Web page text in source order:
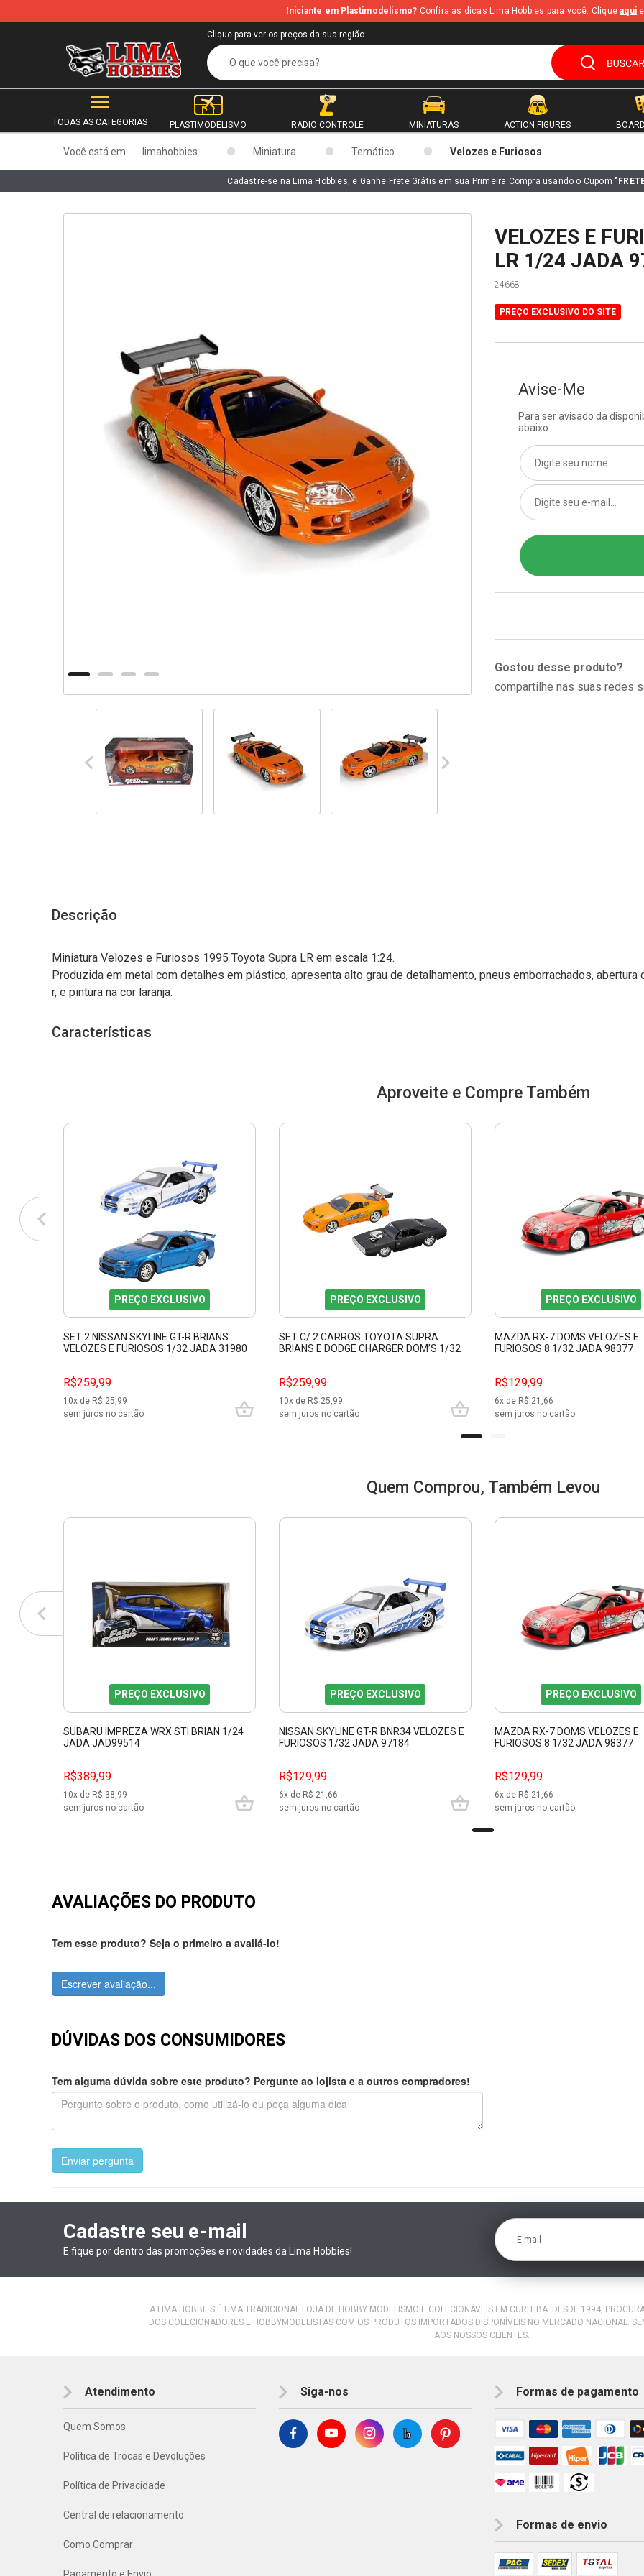
b
Iniciante em Plastimodelismo? Confira as dicas Lima Hobbies para você. Cliqueaqui
Clique para ver os preços da sua região
TODAS AS CATEGORIAS PLASTIMODELISMO RADIO CONTROLE MINIATURAS ACTION FIGURES
Você está em: limahobbies Miniatura Temático Velozes e Furiosos
Cadastre-se na Lima Hobbies, e Ganhe Frete Grátis em sua Primeira Compra usando o Cupom
VELOZES E
LR 1/24 JADA
24668
PREÇO EXCLUSIVO DO SITE
Avise-Me
Para ser avisado da
abaixo.
Gostou desse produto?
compartilhe nas suas redes
Descrição
Miniatura Velozes e Furiosos 1995 Toyota Supra LR em escala 1:24.
Produzida em metal com detalhes em plástico, apresenta alto grau de detalhamento, pneus emborrachados,
r, e pintura na cor laranja.
Características
Aproveite e Compre Também
PREÇO EXCLUSIVO
SET 2 NISSAN SKYLINE GT-R BRIANS
VELOZES E FURIOSOS 1/32 JADA 31980
R$259,99
10x de R$ 25,99
sem juros no cartão
PREÇO EXCLUSIVO
SET C/ 2 CARROS TOYOTA SUPRA
BRIANS E DODGE CHARGER DOM’S 1/32
R$259,99
10x de R$ 25,99
sem juros no cartão
PREÇO EXCLUSIVO
MAZDA RX-7 DOMS VELOZES E
FURIOSOS 8 1/32 JADA 98377
R$129,99
6x de R$ 21,66
sem juros no cartão
Quem Comprou, Também Levou
PREÇO EXCLUSIVO
SUBARU IMPREZA WRX STI BRIAN 1/24
JADA JAD99514
R$389,99
10x de R$ 38,99
sem juros no cartão
PREÇO EXCLUSIVO
NISSAN SKYLINE GT-R BNR34 VELOZES E
FURIOSOS 1/32 JADA 97184
R$129,99
6x de R$ 21,66
sem juros no cartão
PREÇO EXCLUSIVO
MAZDA RX-7 DOMS VELOZES E
FURIOSOS 8 1/32 JADA 98377
R$129,99
6x de R$ 21,66
sem juros no cartão
AVALIAÇÕES DO PRODUTO
Tem esse produto? Seja o primeiro a avaliá-lo!
Escrever avaliação...
DÚVIDAS DOS CONSUMIDORES
Tem alguma dúvida sobre este produto? Pergunte ao lojista e a outros compradores!
Enviar pergunta
Cadastre seu e-mail
E fique por dentro das promoções e novidades da Lima Hobbies!
E-mail
A LIMA HOBBIES É UMA TRADICIONAL LOJA DE HOBBY MODELISMO E COLECIONÁVEIS EM CURITIBA. DESDE 1994,
DOS COLECIONADORES E HOBBYMODELISTAS COM OS PRODUTOS IMPORTADOS DISPONÍVEIS NO MERCADO NACIONAL.
AOS NOSSOS CLIENTES.
Atendimento
Quem Somos
Política de Trocas e Devoluções
Política de Privacidade
Central de relacionamento
Como Comprar
Pagamento e Envio
Siga-nos Formas de pagamento
Formas de envio